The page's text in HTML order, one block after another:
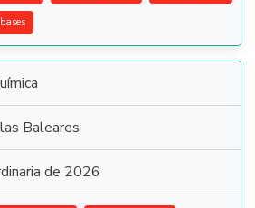
Baleares
de 2026